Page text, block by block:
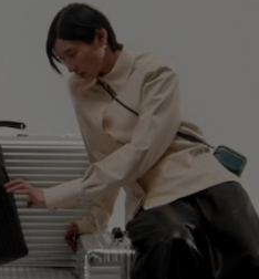
NOCH MEHR
ZU ALLEN RIMOWA